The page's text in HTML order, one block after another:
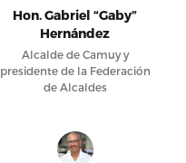
Hon. Gabriel “Gaby”
Hernández
Alcalde de Camuy y
presidente de la Federación
de Alcaldes